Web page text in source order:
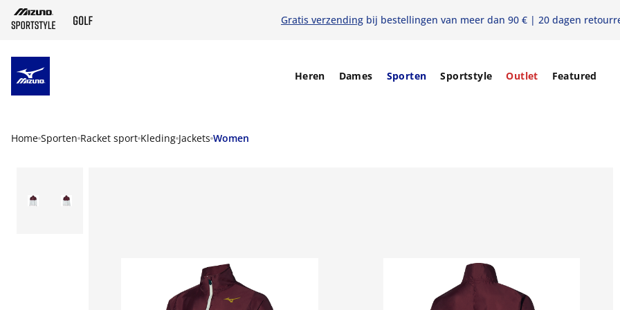
Gratis verzending bij bestellingen van meer dan 90 € | 20 dagen
Heren Dames Sporten Sportstyle Outlet Featured
Home Sporten Racket sport Kleding Jackets Women